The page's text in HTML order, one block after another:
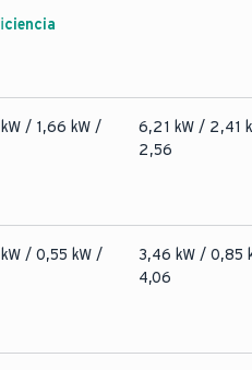
/ 1,66 kW /
6,21 kW / 2,41
2,56
/ 0,55 kW /
3,46 kW / 0,85
4,06